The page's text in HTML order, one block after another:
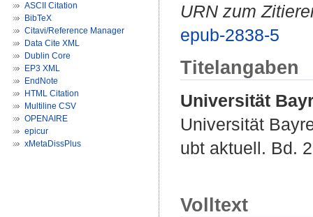
ASCII Citation
BibTeX
Citavi/Reference Manager
Data Cite XML
Dublin Core
EP3 XML
EndNote
HTML Citation
Multiline CSV
OPENAIRE
epicur
xMetaDissPlus
URN zum
epub-2838-5
Titelangaben
Universität
Universität
ubt aktuell. Bd.
Volltext